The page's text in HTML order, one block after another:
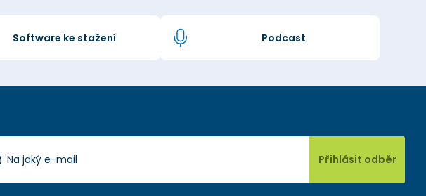
Software ke stažení Podcast
Přihlásit odběr